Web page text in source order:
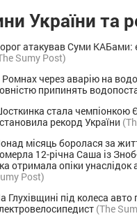
України та
атакував Суми КАБами:
Sumy Post)
через аварію на
припинять
стала чемпіонкою
рекорд України
місяць боролася за
12-річна Саша із
отримала опіки
Post)
Глухівщині під колеса
(The